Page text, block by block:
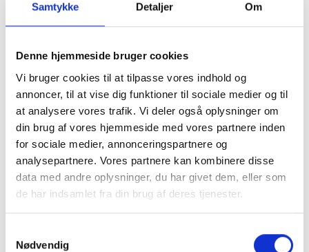
Samtykke Detaljer Om
Denne hjemmeside bruger cookies
Vi bruger cookies til at tilpasse vores indhold og
annoncer, til at vise dig funktioner til sociale medier og til
at analysere vores trafik. Vi deler også oplysninger om
din brug af vores hjemmeside med vores partnere inden
for sociale medier, annonceringspartnere og
analysepartnere. Vores partnere kan kombinere disse
data med andre oplysninger, du har givet dem, eller som
de har indsamlet fra din brug af deres tjenester.
Nødvendig